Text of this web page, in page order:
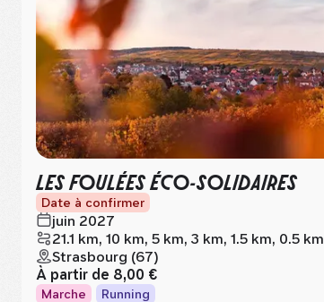
LES FOULÉES ÉCO-SOLIDAIRES
Date à confirmer
juin 2027
21.1 km, 10 km, 5 km, 3 km, 1.5 km, 0.5 km
Strasbourg (67)
À partir de 8,00 €
Marche Running